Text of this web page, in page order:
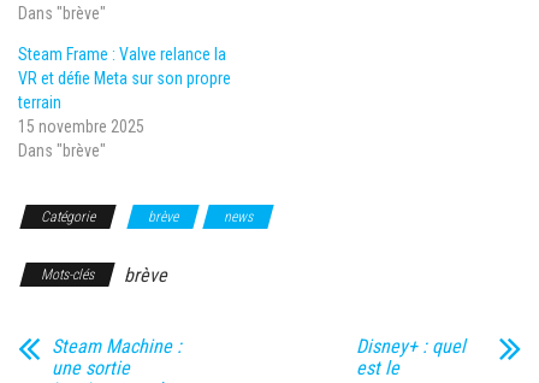
Dans "brève"
Steam Frame : Valve relance la
VR et défie Meta sur son propre
terrain
15 novembre 2025
Dans "brève"
Catégorie brève news
Mots-clés brève
Steam Machine :
une sortie
Disney+ : quel
est le